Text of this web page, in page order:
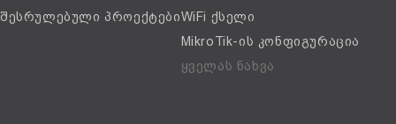
შესრულებული პროექტებიWiFi ქსელი
MikroTik-ის კონფიგურაცია
ყველას ნახვა